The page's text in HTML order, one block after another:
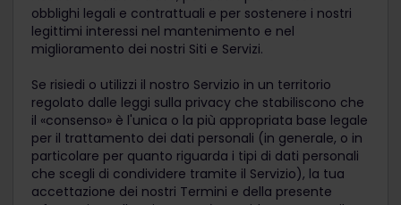
obblighi legali e contrattuali e per sostenere i nostri
legittimi interessi nel mantenimento e nel
miglioramento dei nostri Siti e Servizi.
Se risiedi o utilizzi il nostro Servizio in un territorio
regolato dalle leggi sulla privacy che stabiliscono che
il «consenso» è l'unica o la più appropriata base legale
per il trattamento dei dati personali (in generale, o in
particolare per quanto riguarda i tipi di dati personali
che scegli di condividere tramite il Servizio), la tua
accettazione dei nostri Termini e della presente